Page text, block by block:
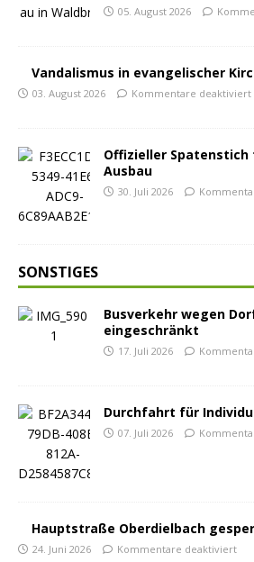
05. August 2026
Vandalismus in evangelischer
03. August 2026 Kommentare deaktiviert
Offizieller Spatenstich
Ausbau
30. Juli 2026
SONSTIGES
Busverkehr wegen
eingeschränkt
17. Juli 2026
Durchfahrt für
07. Juli 2026
Hauptstraße Oberdielbach
24. Juni 2026 Kommentare deaktiviert